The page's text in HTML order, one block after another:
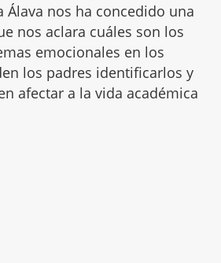
Álava nos ha concedido una
nos aclara cuáles son los
emocionales en los
los padres identificarlos y
afectar a la vida académica